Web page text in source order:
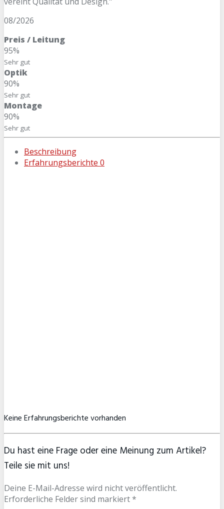
08/2026
Preis / Leitung
95%
Sehr gut
Optik
90%
Sehr gut
Montage
90%
Sehr gut
Beschreibung
Erfahrungsberichte 0
Keine Erfahrungsberichte vorhanden
Du hast eine Frage oder eine Meinung zum Artikel?
Teile sie mit uns!
Deine E-Mail-Adresse wird nicht veröffentlicht.
Erforderliche Felder sind markiert *